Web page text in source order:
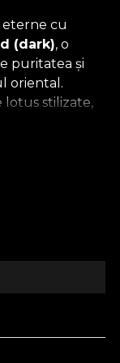
eterne cu
(dark), o
puritatea și
oriental.
stilizate,
emană
creând o
interior.
proiecte
realizarea
mobilierului,
o notă de